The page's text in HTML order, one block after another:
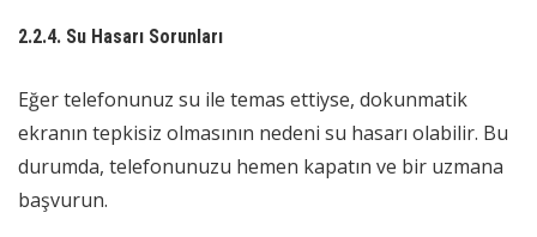
2.2.4. Su Hasarı Sorunları
Eğer telefonunuz su ile temas ettiyse, dokunmatik
ekranın tepkisiz olmasının nedeni su hasarı olabilir. Bu
durumda, telefonunuzu hemen kapatın ve bir uzmana
başvurun.